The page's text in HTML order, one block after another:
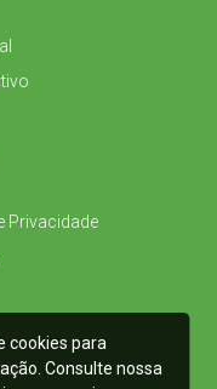
Privacidade
cookies para
Consulte nossa